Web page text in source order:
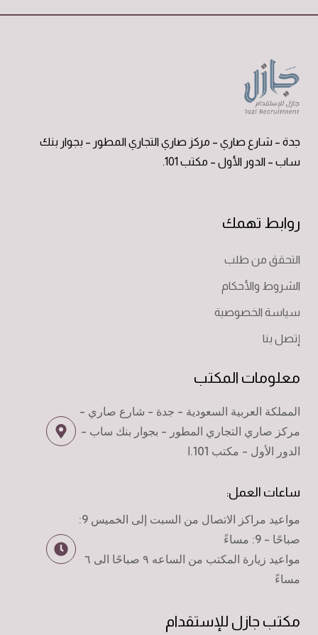
جدة – شارع صاري – مركز صاري التجاري المطور – بجوار بنك
ساب – الدور الأول – مكتب 101.
روابط تهمك
التحقق من طلب
الشروط والأحكام
سياسة الخصوصية
إتصل بنا
معلومات المكتب
المملكة العربية السعودية - جدة - شارع صاري -
مركز صاري التجاري المطور - بجوار بنك ساب -
الدور الأول - مكتب 101.ا
ساعات العمل:
مواعيد مراكز الاتصال من السبت إلى الخميس 9:
صباحًا - 9: مساءً
مواعيد زيارة المكتب من الساعه ٩ صباحًا الى ٦
مساءً
مكتب جازل للإستقدام